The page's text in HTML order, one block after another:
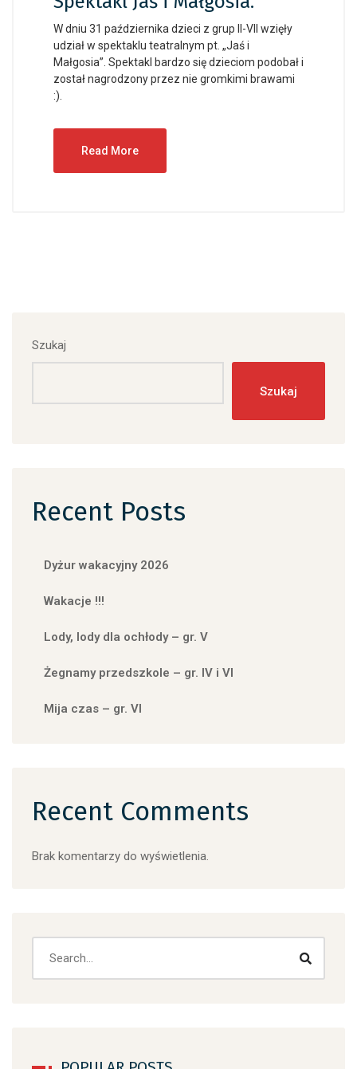
W dniu 31 października dzieci z grup II-VII wzięły
udział w spektaklu teatralnym pt. „Jaś i
Małgosia”. Spektakl bardzo się dzieciom podobał i
został nagrodzony przez nie gromkimi brawami
:).
Read More
Szukaj
Szukaj
Recent Posts
Dyżur wakacyjny 2026
Wakacje !!!
Lody, lody dla ochłody – gr. V
Żegnamy przedszkole – gr. IV i VI
Mija czas – gr. VI
Recent Comments
Brak komentarzy do wyświetlenia.